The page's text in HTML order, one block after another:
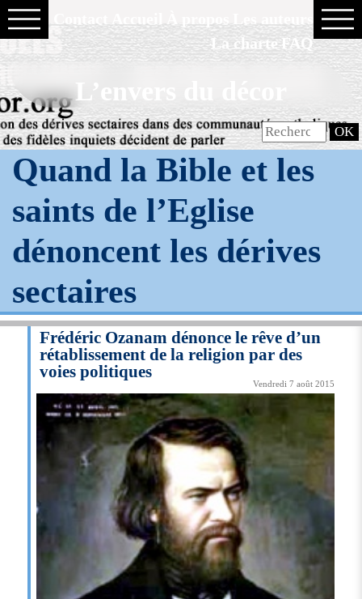
La charte FAQ
L’envers du décor
Quand la Bible et les
saints de l’Eglise
dénoncent les dérives
sectaires
Frédéric Ozanam dénonce le rêve d’un
rétablissement de la religion par des
voies politiques
Vendredi 7 août 2015